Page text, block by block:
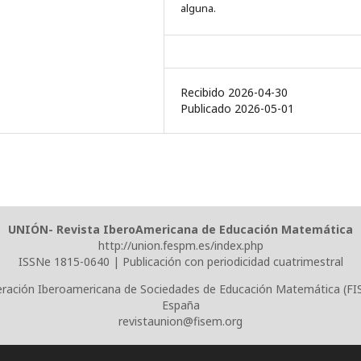
alguna.
Recibido 2026-04-30
Publicado 2026-05-01
UNIÓN- Revista IberoAmericana de Educación Matemática
http://union.fespm.es/index.php
ISSNe 1815-0640 | Publicación con periodicidad cuatrimestral
Iberoamericana de Sociedades de Educación Matemática
España
revistaunion@fisem.org